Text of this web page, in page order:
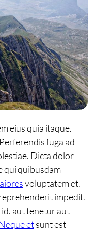
eius quia itaque.
fuga ad
Dicta dolor
qui quibusdam
voluptatem et.
impedit.
id. aut tenetur aut
etsunt est